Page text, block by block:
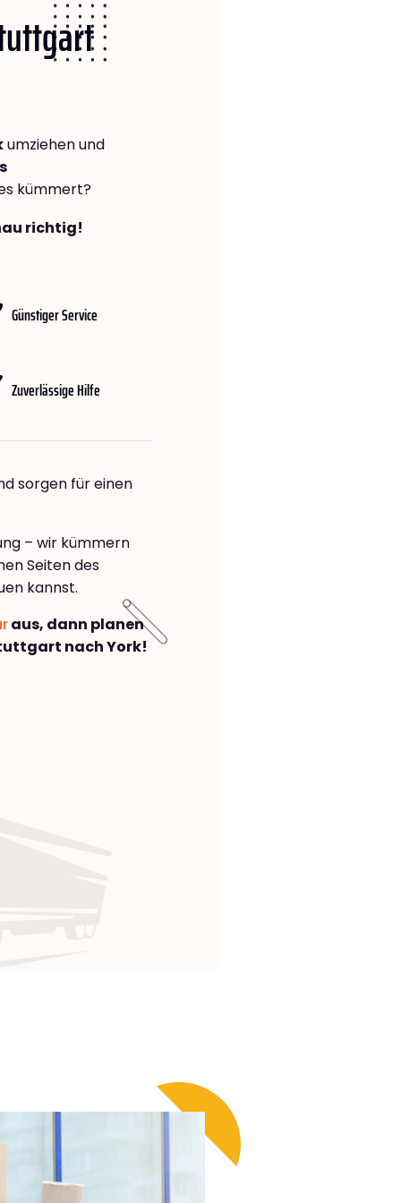
umziehen und
kümmert?
richtig!
Günstiger Service
Zuverlässige Hilfe
sorgen für einen
– wir kümmern
Seiten des
kannst.
aus, dann planen
nach York!